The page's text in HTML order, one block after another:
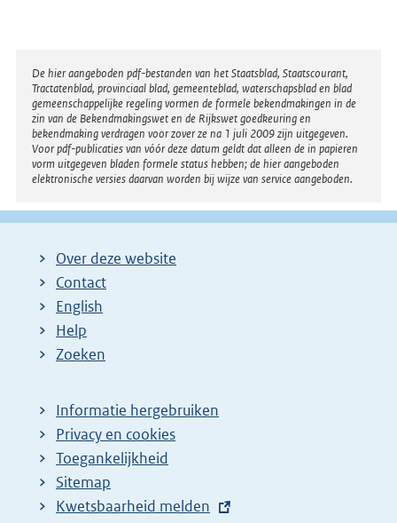
l
i
n
k
:
Disclaimer
De hier aangeboden pdf-bestanden van het Staatsblad, Staatscourant,
Tractatenblad, provinciaal blad, gemeenteblad, waterschapsblad en blad
gemeenschappelijke regeling vormen de formele bekendmakingen in de
zin van de Bekendmakingswet en de Rijkswet goedkeuring en
bekendmaking verdragen voor zover ze na 1 juli 2009 zijn uitgegeven.
Voor pdf-publicaties van vóór deze datum geldt dat alleen de in papieren
vorm uitgegeven bladen formele status hebben; de hier aangeboden
elektronische versies daarvan worden bij wijze van service aangeboden.
Over deze website
Contact
English
Help
Zoeken
Informatie hergebruiken
Privacy en cookies
Toegankelijkheid
Sitemap
E
Kwetsbaarheid melden